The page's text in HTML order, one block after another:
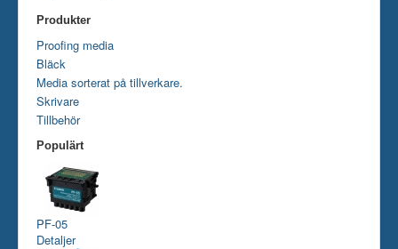
Produkter
Proofing media
Bläck
Media sorterat på tillverkare.
Skrivare
Tillbehör
Populärt
PF-05
Detaljer